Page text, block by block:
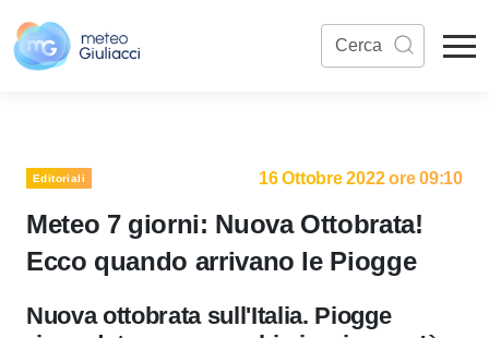
Editoriali 16 Ottobre 2022 ore 09:10
Meteo 7 giorni: Nuova Ottobrata!
Ecco quando arrivano le Piogge
Nuova ottobrata sull'Italia. Piogge